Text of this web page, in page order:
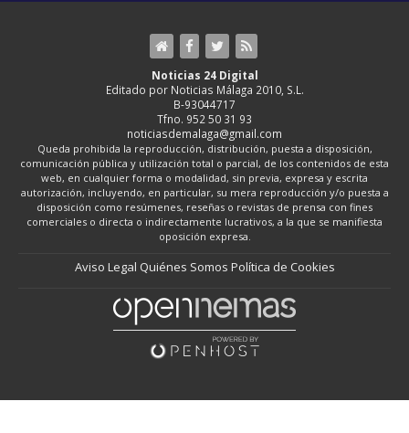
Noticias 24 Digital
Editado por Noticias Málaga 2010, S.L.
B-93044717
Tfno. 952 50 31 93
noticiasdemalaga@gmail.com
Queda prohibida la reproducción, distribución, puesta a disposición,
comunicación pública y utilización total o parcial, de los contenidos de esta
web, en cualquier forma o modalidad, sin previa, expresa y escrita
autorización, incluyendo, en particular, su mera reproducción y/o puesta a
disposición como resúmenes, reseñas o revistas de prensa con fines
comerciales o directa o indirectamente lucrativos, a la que se manifiesta
oposición expresa.
Aviso Legal Quiénes Somos Política de Cookies